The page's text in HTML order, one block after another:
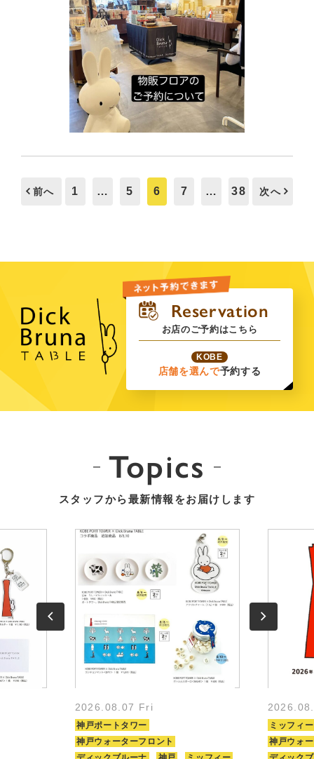
前へ 1 … 5 6 7 … 38 次へ
お店のご予約はこちら
KOBE
店舗を選んで予約する
Topics
スタッフから最新情報をお届けします
2026.08.07 Fri
神戸ポートタワー
神戸ウォーターフロント
ミッフィー
神戸ウォ